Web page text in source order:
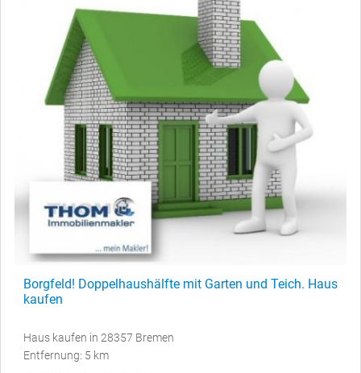
Borgfeld! Doppelhaushälfte mit Garten und Teich. Haus
kaufen
Haus kaufen in 28357 Bremen
Entfernung: 5 km